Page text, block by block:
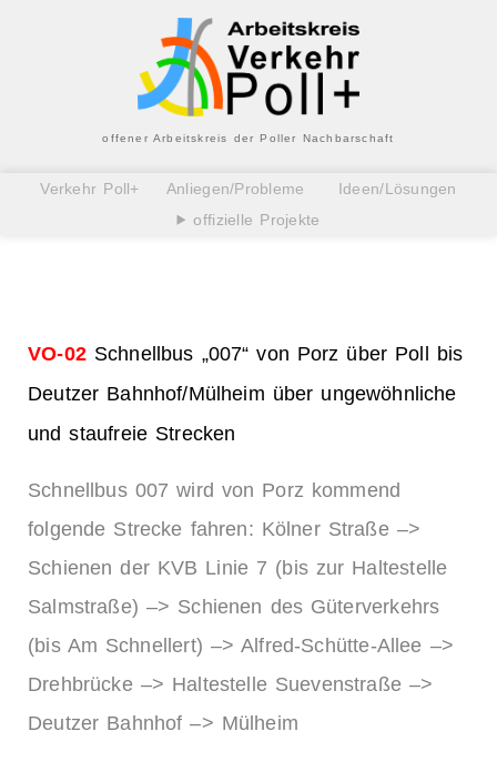
offener Arbeitskreis der Poller Nachbarschaft
Verkehr Poll+ Anliegen/Probleme
Ideen/Lösungen
offizielle Projekte
VO-02 Schnellbus „007“ von Porz über Poll bis
Deutzer Bahnhof/Mülheim über ungewöhnliche
und staufreie Strecken
Schnellbus 007 wird von Porz kommend
folgende Strecke fahren: Kölner Straße –>
Schienen der KVB Linie 7 (bis zur Haltestelle
Salmstraße) –> Schienen des Güterverkehrs
(bis Am Schnellert) –> Alfred-Schütte-Allee –>
Drehbrücke –> Haltestelle Suevenstraße –>
Deutzer Bahnhof –> Mülheim